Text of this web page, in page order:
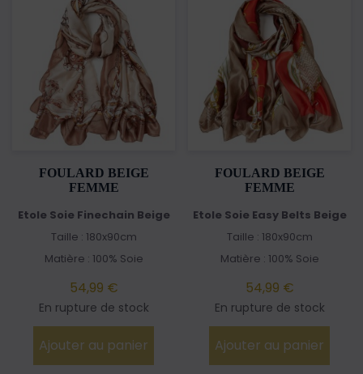
FOULARD BEIGE
FEMME
Etole Soie Finechain Beige
Taille : 180x90cm
Matière : 100% Soie
54,99 €
En rupture de stock
Ajouter au panier
FOULARD BEIGE
FEMME
Etole Soie Easy Belts Beige
Taille : 180x90cm
Matière : 100% Soie
54,99 €
En rupture de stock
Ajouter au panier